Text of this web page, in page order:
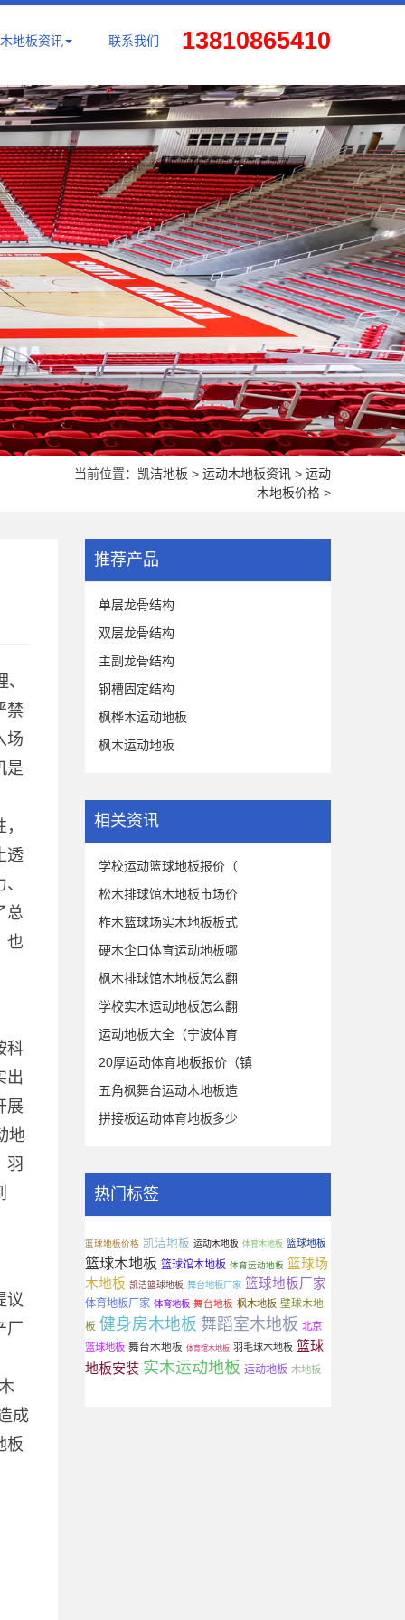
地板资讯 联系我们 13810865410
当前位置： 凯洁地板 > 运动木地板资讯 > 运动
木地板价格 >
禁
场
是
透
总
也
科
出
展
地
羽
议
厂
成
板
推荐产品
单层龙骨结构
双层龙骨结构
主副龙骨结构
钢槽固定结构
枫桦木运动地板
枫木运动地板
相关资讯
学校运动篮球地板报价（
松木排球馆木地板市场价
柞木篮球场实木地板板式
硬木企口体育运动地板哪
枫木排球馆木地板怎么翻
学校实木运动地板怎么翻
运动地板大全（宁波体育
20厚运动体育地板报价（镇
五角枫舞台运动木地板造
拼接板运动体育地板多少
热门标签
篮球地板价格 凯洁地板 运动木地板 体育木地板 篮球地板
篮球木地板 篮球馆木地板 体育运动地板 篮球场
木地板 凯洁篮球地板 舞台地板厂家 篮球地板厂家
体育地板厂家 体育地板 舞台地板 枫木地板 壁球木地
板 健身房木地板 舞蹈室木地板 北京
篮球地板 舞台木地板 体育馆木地板 羽毛球木地板 篮球
地板安装 实木运动地板 运动地板 木地板